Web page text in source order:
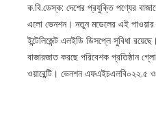
ক.বি.ডেস্ক: দেশের প্রযুক্তি পণ্যের
এলো ভেনশন। নতুন মডেলের এই পাওয়ার
ইন্টেলিজেন্ট এলইডি ডিসপ্লে সুবিধা
বাজারজাত করছে পরিবেশক প্রতিষ্ঠান
ওয়ারেন্টি। ভেনশন এফএইচএলবি০২২.৫